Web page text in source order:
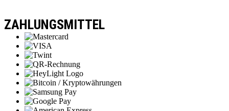
ZAHLUNGSMITTEL